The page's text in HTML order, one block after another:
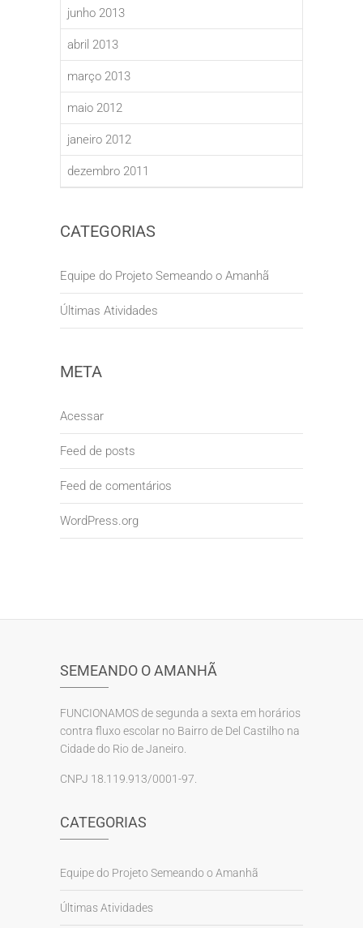
junho 2013
abril 2013
março 2013
maio 2012
janeiro 2012
dezembro 2011
CATEGORIAS
Equipe do Projeto Semeando o Amanhã
Últimas Atividades
META
Acessar
Feed de posts
Feed de comentários
WordPress.org
SEMEANDO O AMANHÃ
FUNCIONAMOS de segunda a sexta em horários
contra fluxo escolar no Bairro de Del Castilho na
Cidade do Rio de Janeiro.
CNPJ 18.119.913/0001-97.
CATEGORIAS
Equipe do Projeto Semeando o Amanhã
Últimas Atividades